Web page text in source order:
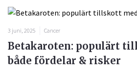
3 juni, 2025 Cancer
Betakaroten: populärt
både fördelar & risker